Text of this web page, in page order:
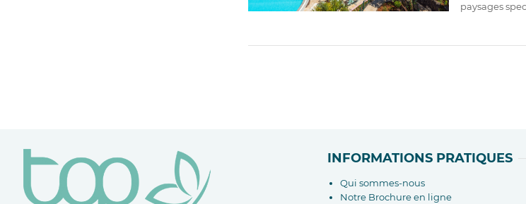
paysages
INFORMATIONS PRATIQUES
Qui sommes-nous
Notre Brochure en ligne